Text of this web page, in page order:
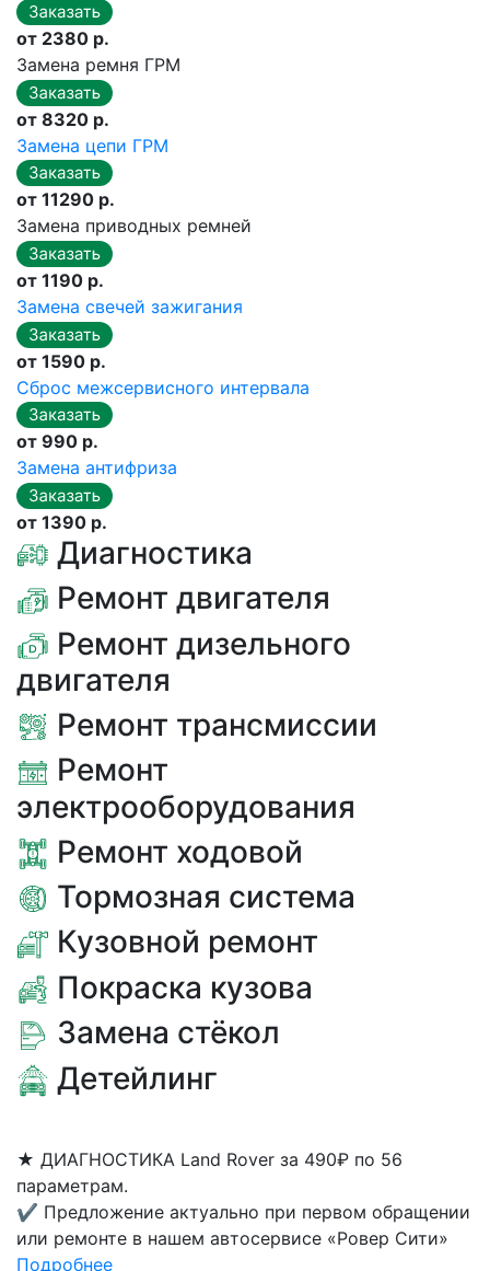
от 2380 р.
Замена ремня ГРМ
от 8320 р.
Замена цепи ГРМ
от 11290 р.
Замена приводных ремней
от 1190 р.
Замена свечей зажигания
от 1590 р.
Сброс межсервисного интервала
от 990 р.
Замена антифриза
от 1390 р.
Диагностика
Ремонт двигателя
Ремонт дизельного
двигателя
Ремонт трансмиссии
Ремонт
электрооборудования
Ремонт ходовой
Тормозная система
Кузовной ремонт
Покраска кузова
Замена стёкол
Детейлинг
★ ДИАГНОСТИКА Land Rover за 490₽ по 56
параметрам.
✔ Предложение актуально при первом обращении
или ремонте в нашем автосервисе «Ровер Сити»
Подробнее